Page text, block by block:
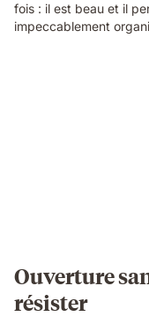
fois : il est beau et il
impeccablement
Ouverture
résister